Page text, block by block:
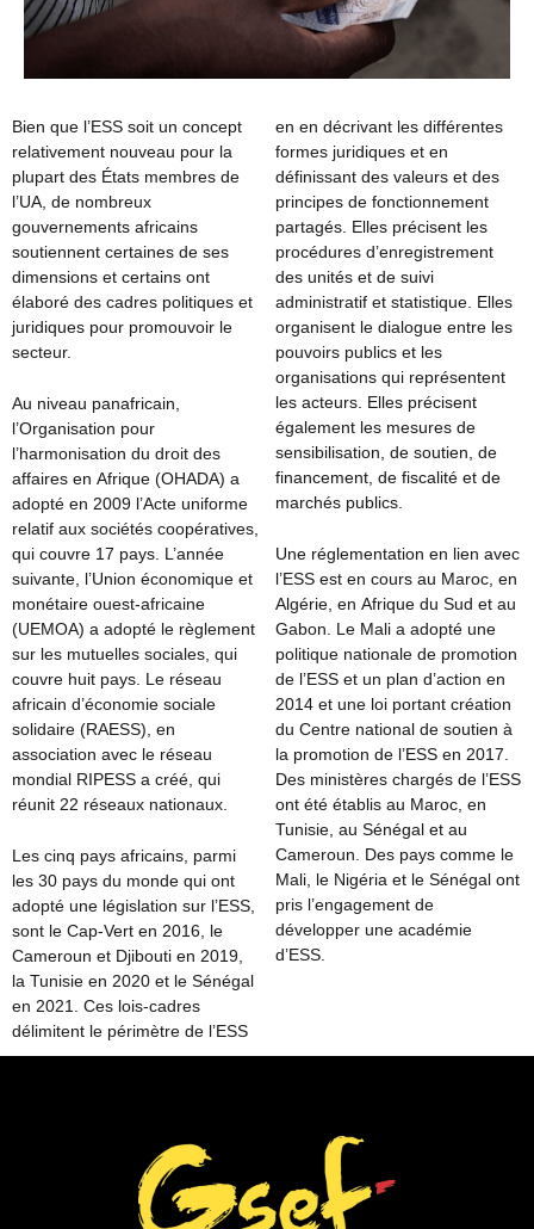
Bien que l’ESS soit un concept
relativement nouveau pour la
plupart des États membres de
l’UA, de nombreux
gouvernements africains
soutiennent certaines de ses
dimensions et certains ont
élaboré des cadres politiques et
juridiques pour promouvoir le
secteur.
Au niveau panafricain,
l’Organisation pour
l’harmonisation du droit des
affaires en Afrique (OHADA) a
adopté en 2009 l’Acte uniforme
relatif aux sociétés coopératives,
qui couvre 17 pays. L’année
suivante, l’Union économique et
monétaire ouest-africaine
(UEMOA) a adopté le règlement
sur les mutuelles sociales, qui
couvre huit pays. Le réseau
africain d’économie sociale
solidaire (RAESS), en
association avec le réseau
mondial RIPESS a créé, qui
réunit 22 réseaux nationaux.
Les cinq pays africains, parmi
les 30 pays du monde qui ont
adopté une législation sur l’ESS,
sont le Cap-Vert en 2016, le
Cameroun et Djibouti en 2019,
la Tunisie en 2020 et le Sénégal
en 2021. Ces lois-cadres
délimitent le périmètre de l’ESS
en en décrivant les différentes
formes juridiques et en
définissant des valeurs et des
principes de fonctionnement
partagés. Elles précisent les
procédures d’enregistrement
des unités et de suivi
administratif et statistique. Elles
organisent le dialogue entre les
pouvoirs publics et les
organisations qui représentent
les acteurs. Elles précisent
également les mesures de
sensibilisation, de soutien, de
financement, de fiscalité et de
marchés publics.
Une réglementation en lien avec
l’ESS est en cours au Maroc, en
Algérie, en Afrique du Sud et au
Gabon. Le Mali a adopté une
politique nationale de promotion
de l’ESS et un plan d’action en
2014 et une loi portant création
du Centre national de soutien à
la promotion de l’ESS en 2017.
Des ministères chargés de l’ESS
ont été établis au Maroc, en
Tunisie, au Sénégal et au
Cameroun. Des pays comme le
Mali, le Nigéria et le Sénégal ont
pris l’engagement de
développer une académie
d’ESS.